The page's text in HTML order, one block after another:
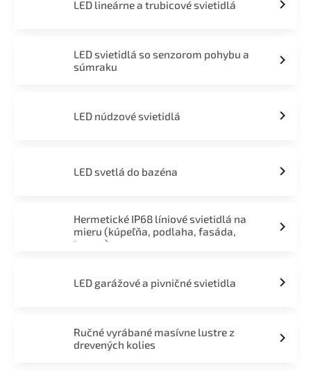
LED lineárne a trubicové svietidlá
LED svietidlá so senzorom pohybu a
súmraku
LED núdzové svietidlá
LED svetlá do bazéna
Hermetické IP68 líniové svietidlá na
mieru (kúpeľňa, podlaha, fasáda,
terasa)
LED garážové a pivničné svietidla
Ručné vyrábané masívne lustre z
drevených kolies